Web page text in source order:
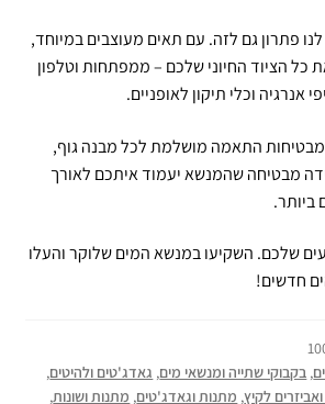
פתרון גם לזה. עם תאים מעוצבים במיוחד,
כל הציוד החיוני שלכם – ממפתחות וטלפון
אנרגיה וכלי תיקון לאופניים.
מבטיחות התאמה מושלמת לכל מבנה גוף,
מבטיחה שהמנשא יעמוד איתכם לאורך
ביותר.
שלכם. השקיעו במנשא המים שלוקר והעלו
חדשים!
, בקבוקי שתייה ומנשאי מים, גאדג'טים ולהיטים,
לקיץ, מתנות וגאדג'טים, מתנות ושונות,